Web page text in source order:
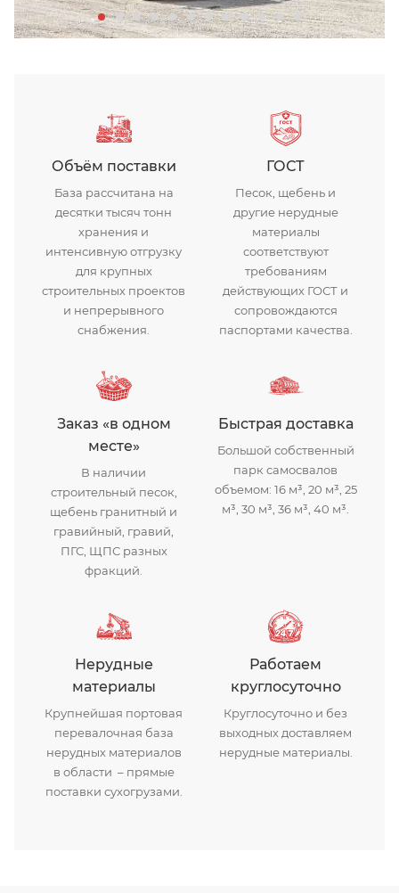
щебень гранитный
Объём поставки
База рассчитана на
десятки тысяч тонн
хранения и
интенсивную отгрузку
для крупных
строительных проектов
и непрерывного
снабжения.
ГОСТ
Песок, щебень и
другие нерудные
материалы
соответствуют
требованиям
действующих ГОСТ и
сопровождаются
паспортами качества.
Заказ «в одном
месте»
В наличии
строительный песок,
щебень гранитный и
гравийный, гравий,
ПГС, ЩПС разных
фракций.
Быстрая доставка
Большой собственный
парк самосвалов
объемом: 16 м³, 20 м³, 25
м³, 30 м³, 36 м³, 40 м³.
Нерудные
материалы
Крупнейшая портовая
перевалочная база
нерудных материалов
в области – прямые
поставки сухогрузами.
Работаем
круглосуточно
Круглосуточно и без
выходных доставляем
нерудные материалы.